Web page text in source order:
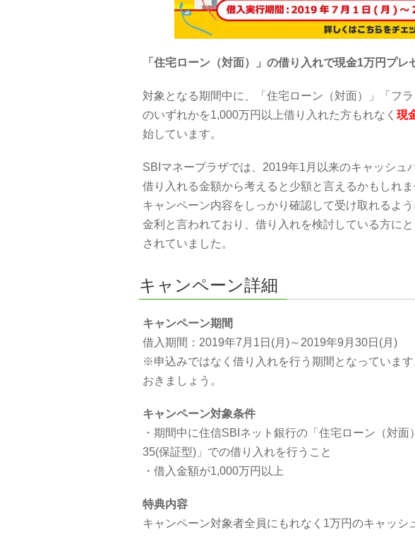
「住宅ローン（対面）」の借り入れで現金1万円プレ
対象となる期間中に、「住宅ローン（対面）」「フ
のいずれかを1,000万円以上借り入れた方もれなく 現
始しています。
SBIマネープラザでは、2019年1月以来のキャッシュ
借り入れる金額から考えると少額と言えるかもしれ
キャンペーン内容をしっかり確認して受け取れるよ
金利と言われており、借り入れを検討している方に
されていました。
キャンペーン詳細
キャンペーン期間
借入期間：2019年7月1日(月)～2019年9月30日(月)
※申込みではなく借り入れを行う期間となっていま
おきましょう。
キャンペーン対象条件
・期間中に住信SBIネット銀行の「住宅ローン（対
35(保証型)」での借り入れを行うこと
・借入金額が1,000万円以上
特典内容
キャンペーン対象者全員にもれなく1万円のキャッシ